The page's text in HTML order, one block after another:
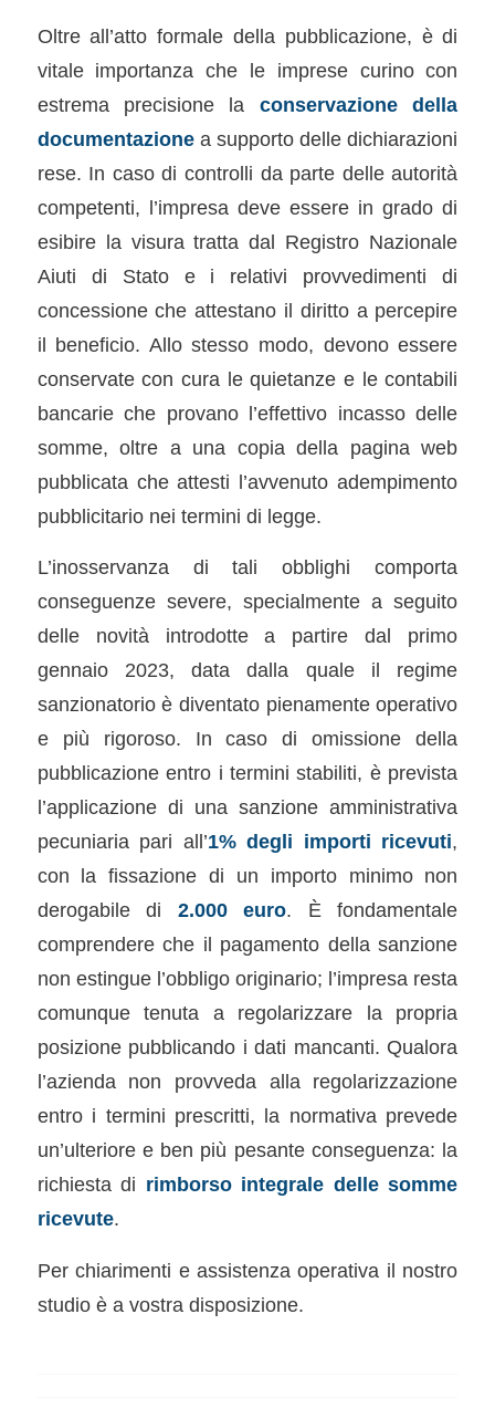
Oltre all’atto formale della pubblicazione, è di
vitale importanza che le imprese curino con
estrema precisione la conservazione della
documentazionea supporto delle dichiarazioni
rese. In caso di controlli da parte delle autorità
competenti, l’impresa deve essere in grado di
esibire la visura tratta dal Registro Nazionale
Aiuti di Stato e i relativi provvedimenti di
concessione che attestano il diritto a percepire
il beneficio. Allo stesso modo, devono essere
conservate con cura le quietanze e le contabili
bancarie che provano l’effettivo incasso delle
somme, oltre a una copia della pagina web
pubblicata che attesti l’avvenuto adempimento
pubblicitario nei termini di legge.
L’inosservanza di tali obblighi comporta
conseguenze severe, specialmente a seguito
delle novità introdotte a partire dal primo
gennaio 2023, data dalla quale il regime
sanzionatorio è diventato pienamente operativo
e più rigoroso. In caso di omissione della
pubblicazione entro i termini stabiliti, è prevista
l’applicazione di una sanzione amministrativa
pecuniaria pari all’1% degli importi ricevuti,
con la fissazione di un importo minimo non
derogabile di 2.000 euro. È fondamentale
comprendere che il pagamento della sanzione
non estingue l’obbligo originario; l’impresa resta
comunque tenuta a regolarizzare la propria
posizione pubblicando i dati mancanti. Qualora
l’azienda non provveda alla regolarizzazione
entro i termini prescritti, la normativa prevede
un’ulteriore e ben più pesante conseguenza: la
richiesta di rimborso integrale delle somme
ricevute.
Per chiarimenti e assistenza operativa il nostro
studio è a vostra disposizione.